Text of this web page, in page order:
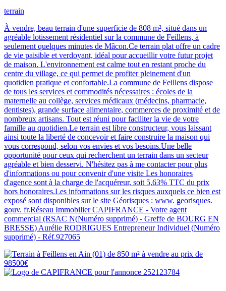
terrain
À vendre, beau terrain d'une superficie de 808 m², situé dans un
agréable lotissement résidentiel sur la commune de Feillens, à
seulement quelques minutes de Mâcon.Ce terrain plat offre un cadre
de vie paisible et verdoyant, idéal pour accueillir votre futur projet
de maison. L'environnement est calme tout en restant proche du
centre du village, ce qui permet de profiter pleinement d'un
quotidien pratique et confortable.La commune de Feillens dispose
de tous les services et commodités nécessaires : écoles de la
maternelle au collège, services médicaux (médecins, pharmacie,
dentistes), grande surface alimentaire, commerces de proximité et de
nombreux artisans. Tout est réuni pour faciliter la vie de votre
famille au quotidien.Le terrain est libre constructeur, vous laissant
ainsi toute la liberté de concevoir et faire construire la maison qui
vous correspond, selon vos envies et vos besoins.Une belle
opportunité pour ceux qui recherchent un terrain dans un secteur
agréable et bien desservi. N'hésitez pas à me contacter pour plus
d'informations ou pour convenir d'une visite Les honoraires
d'agence sont à la charge de l'acquéreur, soit 5,63% TTC du prix
hors honoraires.Les informations sur les risques auxquels ce bien est
exposé sont disponibles sur le site Géorisques : www. georisques.
gouv. fr.Réseau Immobilier CAPIFRANCE - Votre agent
commercial (RSAC N(Numéro supprimé) - Greffe de BOURG EN
BRESSE) Aurélie RODRIGUES Entrepreneur Individuel (Numéro
supprimé) - Réf.927065